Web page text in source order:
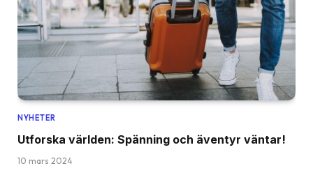
NYHETER
Utforska världen: Spänning och äventyr väntar!
10 mars 2024